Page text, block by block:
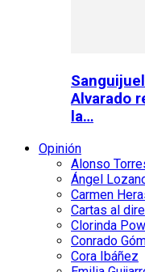
Alvarado
la…
Opinión
Alonso
Ángel
Carmen
Cartas al
Clorinda
Conrado
Cora Ibáñez